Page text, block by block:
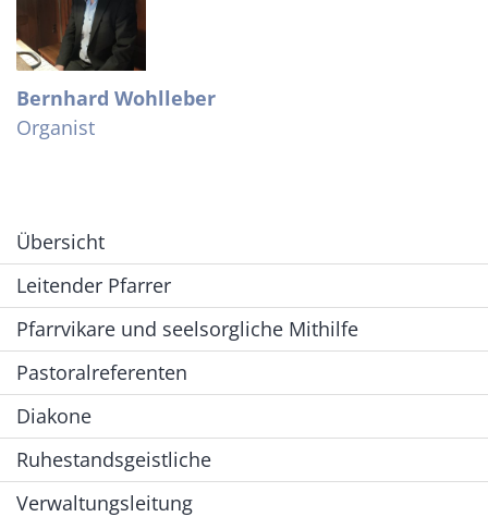
Bernhard Wohlleber
Organist
Übersicht
Leitender Pfarrer
Pfarrvikare und seelsorgliche Mithilfe
Pastoralreferenten
Diakone
Ruhestandsgeistliche
Verwaltungsleitung